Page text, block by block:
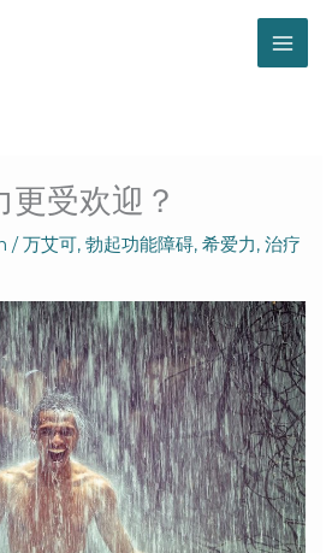
更受欢迎？
/万艾可,勃起功能障碍,希爱力,治疗